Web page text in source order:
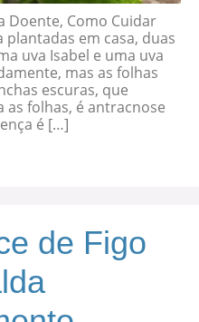
Doente, Como Cuidar
em casa, duas
uva Isabel e uma uva
mas as folhas
escuras, que
folhas, é antracnose
é […]
de Figo